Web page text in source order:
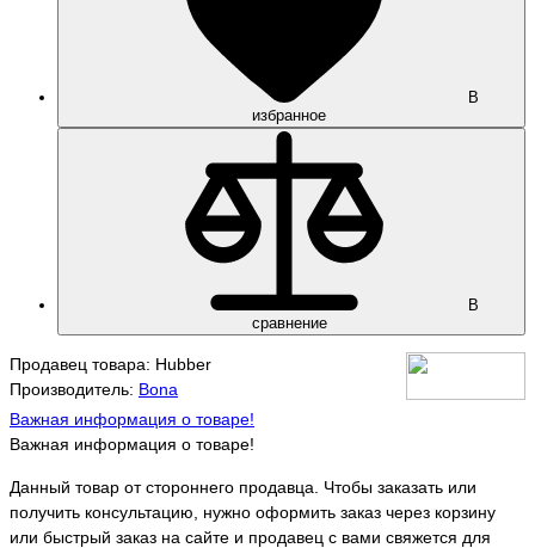
В
избранное
В
сравнение
Продавец товара: Hubber
Производитель: Bona
Важная информация о товаре!
Важная информация о товаре!
Данный товар от стороннего продавца. Чтобы заказать или
получить консультацию, нужно оформить заказ через корзину
или быстрый заказ на сайте и продавец с вами свяжется для